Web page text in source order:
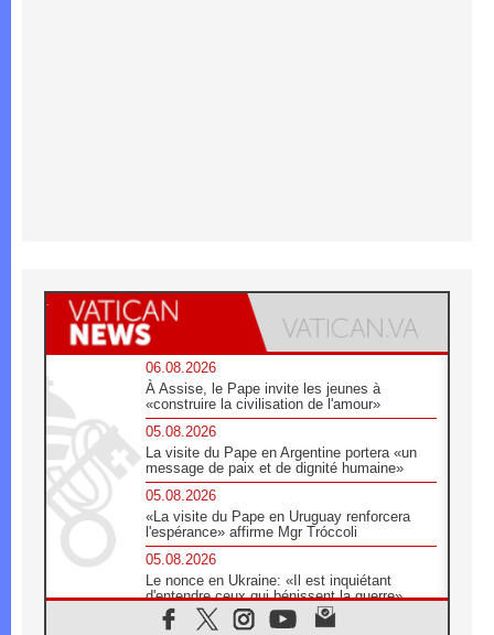
06.08.2026
À Assise, le Pape invite les jeunes à
«construire la civilisation de l'amour»
05.08.2026
La visite du Pape en Argentine portera «un
message de paix et de dignité humaine»
05.08.2026
«La visite du Pape en Uruguay renforcera
l'espérance» affirme Mgr Tróccoli
05.08.2026
Le nonce en Ukraine: «Il est inquiétant
d'entendre ceux qui bénissent la guerre»
05.08.2026